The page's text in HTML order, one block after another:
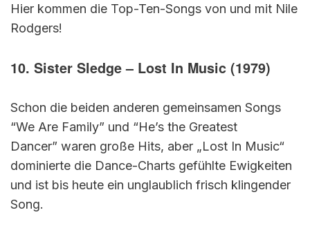
Hier kommen die Top-Ten-Songs von und mit Nile
Rodgers!
10. Sister Sledge – Lost In Music (1979)
Schon die beiden anderen gemeinsamen Songs
“We Are Family” und “He’s the Greatest
Dancer” waren große Hits, aber „Lost In Music“
dominierte die Dance-Charts gefühlte Ewigkeiten
und ist bis heute ein unglaublich frisch klingender
Song.